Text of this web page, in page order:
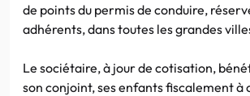
de points du permis de conduire,
adhérents, dans toutes les grandes
Le sociétaire, à jour de cotisation,
son conjoint, ses enfants fiscalement à